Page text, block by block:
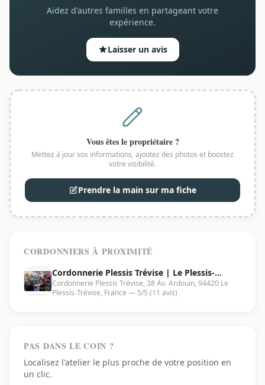
Aidez d'autres familles en partageant votre
expérience.
Laisser un avis
Vous êtes le propriétaire ?
Mettez à jour vos informations, ajoutez des photos et boostez
votre visibilité.
Prendre la main sur ma fiche
CORDONNIERS À PROXIMITÉ
Cordonnerie Plessis Trévise | Le Plessis-
Trévise - 94420
Cordonnerie Plessis Trévise, 38 Av. Ardouin, 94420 Le
Plessis-Trévise, France — 5/5 (11 avis)
PAS DANS LE COIN ?
Localisez l'atelier le plus proche de votre position en
un clic.